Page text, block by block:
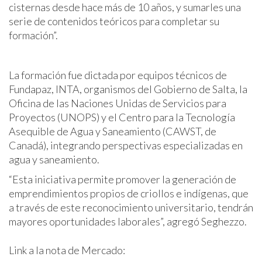
cisternas desde hace más de 10 años, y sumarles una
serie de contenidos teóricos para completar su
formación”.
La formación fue dictada por equipos técnicos de
Fundapaz, INTA, organismos del Gobierno de Salta, la
Oficina de las Naciones Unidas de Servicios para
Proyectos (UNOPS) y el Centro para la Tecnología
Asequible de Agua y Saneamiento (CAWST, de
Canadá), integrando perspectivas especializadas en
agua y saneamiento.
“Esta iniciativa permite promover la generación de
emprendimientos propios de criollos e indígenas, que
a través de este reconocimiento universitario, tendrán
mayores oportunidades laborales”, agregó Seghezzo.
Link a la nota de Mercado: